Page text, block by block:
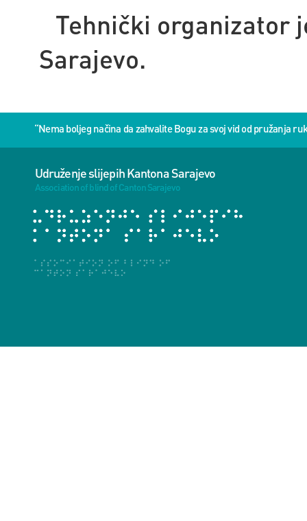
Tehnički organizator
Sarajevo.
“Nema boljeg načina da zahvalite Bogu za svoj vid od pružanja
Udruženje slijepih Kantona Sarajevo
Association of blind of Canton Sarajevo